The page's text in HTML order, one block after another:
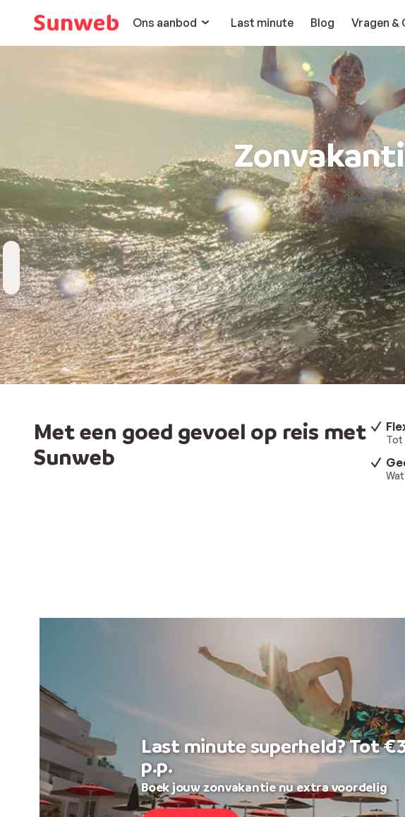
Ons aanbod
Last minute Blog Vragen &
Bestemming
Kies bestemming
Wanneer
Vertrekdatum
Hoelang
Duur toevoegen
Reizigers
2 personen , 1 kamer
Met een goed gevoel op reis met
Sunweb
Tot
Last minute superheld? Tot
p.p.
Boek jouw zonvakantie nu extra voordelig